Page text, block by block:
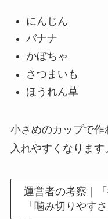
にんじん
バナナ
かぼちゃ
さつまいも
ほうれん草
小さめのカップで作
入れやすくなります
運営者の考察｜
「噛み切りやす